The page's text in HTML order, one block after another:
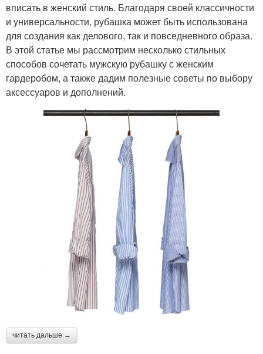
вписать в женский стиль. Благодаря своей классичности
и универсальности, рубашка может быть использована
для создания как делового, так и повседневного образа.
В этой статье мы рассмотрим несколько стильных
способов сочетать мужскую рубашку с женским
гардеробом, а также дадим полезные советы по выбору
аксессуаров и дополнений.
читать дальше →